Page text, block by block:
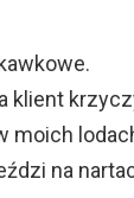
klient
moich
na